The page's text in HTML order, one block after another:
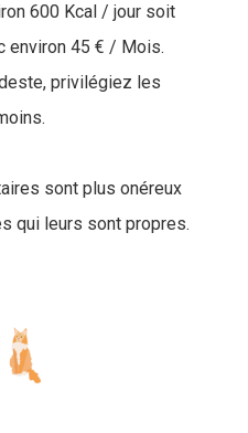
600 Kcal / jour soit
environ 45 € / Mois.
privilégiez les
sont plus onéreux
qui leurs sont propres.